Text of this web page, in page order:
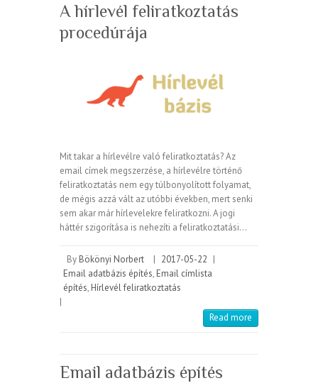
A hírlevél feliratkoztatás
procedúrája
Mit takar a hírlevélre való feliratkoztatás? Az
email címek megszerzése, a hírlevélre történő
feliratkoztatás nem egy túlbonyolított folyamat,
de mégis azzá vált az utóbbi években, mert senki
sem akar már hírlevelekre feliratkozni. A jogi
háttér szigorítása is nehezíti a feliratkoztatási…
By Bökönyi Norbert | 2017-05-22 |
Email adatbázis építés, Email címlista
építés, Hírlevél feliratkoztatás
|
Read more
Email adatbázis építés